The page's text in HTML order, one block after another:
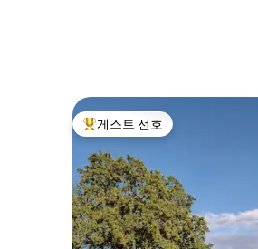
상위 게스트 선호
게스트 선호